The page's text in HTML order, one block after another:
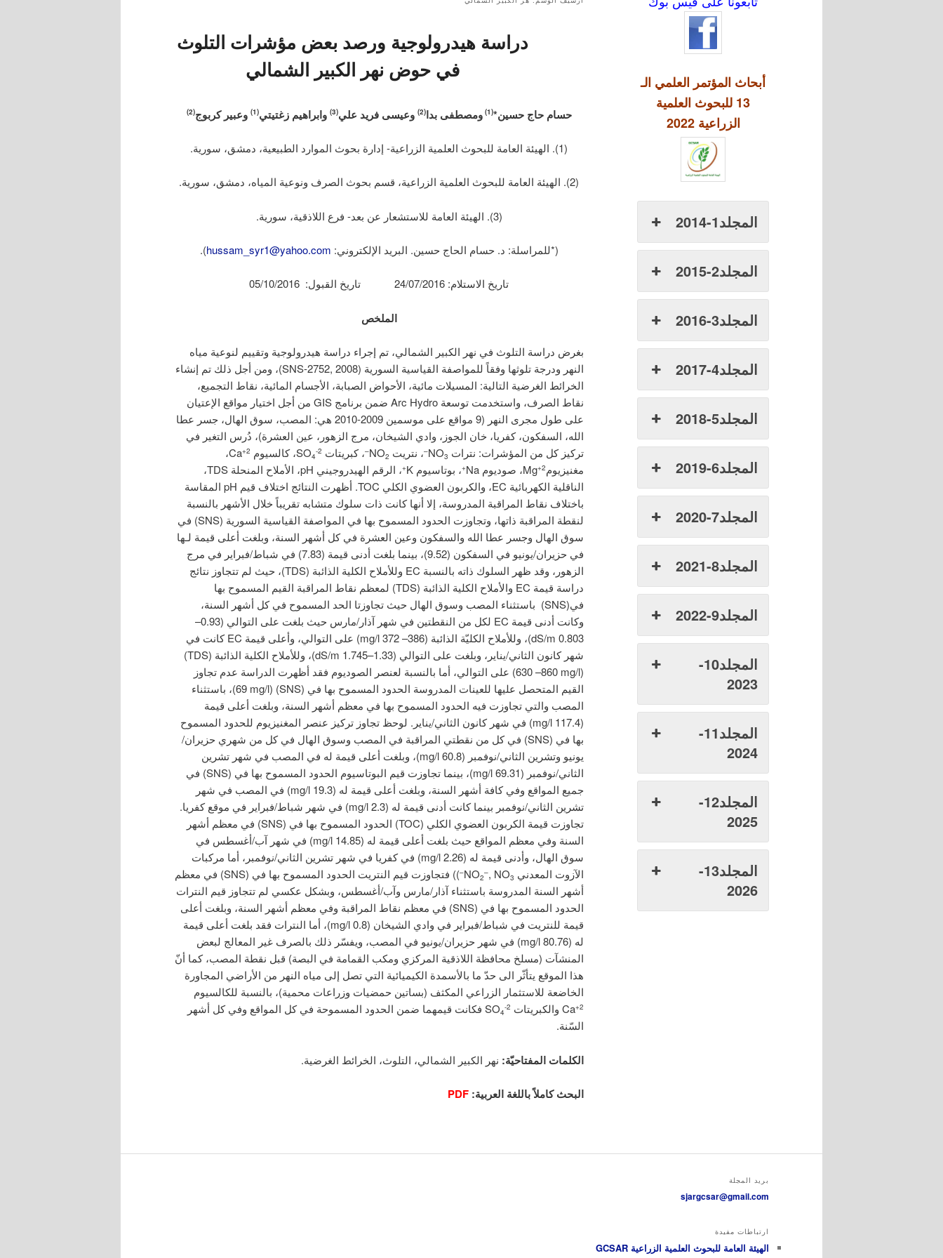
دراسة هيدرولوجية ورصد بعض مؤشرات التلوث
في حوض نهر الكبير الشمالي
حسام حاج حسين*(1) ومصطفى بدا(2) وعيسى فريد علي(3) وابراهيم زغتيتي(1) وعبير كربوج(2)
(1). الهيئة العامة للبحوث العلمية الزراعية- إدارة بحوث الموارد الطبيعية، دمشق، سورية.
(2). الهيئة العامة للبحوث العلمية الزراعية، قسم بحوث الصرف ونوعية المياه، دمشق، سورية.
(3). الهيئة العامة للاستشعار عن بعد- فرع اللاذقية، سورية.
(*للمراسلة: د. حسام الحاج حسين. البريد الإلكتروني: hussam_syr1@yahoo.com
).
تاريخ الاستلام: 24/07/2016 تاريخ القبول: 05/10/2016
الملخص
بغرض دراسة التلوث في نهر الكبير الشمالي، تم إجراء دراسة هيدرولوجية وتقييم لنوعية مياه
النهر ودرجة تلوثها وفقاً للمواصفة القياسية السورية (SNS-2752, 2008)، ومن أجل ذلك تم إنشاء
الخرائط الغرضية التالية: المسيلات مائية، الأحواض الصبابة، الأجسام المائية، نقاط التجميع،
نقاط الصرف، واستخدمت توسعة Arc Hydro ضمن برنامج GIS من أجل اختيار مواقع الإعتيان
على طول مجرى النهر (9 مواقع على موسمين 2009-2010 هي: المصب، سوق الهال، جسر عطا
الله، السفكون، كفريا، خان الجوز، وادي الشيخان، مرج الزهور، عين العشرة)، دُرس التغير في
تركيز كل من المؤشرات: نترات NO 3
–، نتريت NO 2
–، كبريتات SO 4
-2 ، كالسيوم Ca +2
،
مغنيزيومMg+2 ، صوديوم Na +، بوتاسيوم K +
، الرقم الهيدروجيني pH، الأملاح المنحلة TDS،
الناقلية الكهربائية EC، والكربون العضوي الكلي TOC. أظهرت النتائج اختلاف قيم pH المقاسة
باختلاف نقاط المراقبة المدروسة، إلا أنها كانت ذات سلوك متشابه تقريباً خلال الأشهر بالنسبة
لنقطة المراقبة ذاتها، وتجاوزت الحدود المسموح بها في المواصفة القياسية السورية (SNS) في
سوق الهال وجسر عطا الله والسفكون وعين العشرة في كل أشهر السنة، وبلغت أعلى قيمة لـها
في حزيران/يونيو في السفكون (9.52)، بينما بلغت أدنى قيمة (7.83) في شباط/فبراير في مرج
الزهور، وقد ظهر السلوك ذاته بالنسبة EC وللأملاح الكلية الذائبة (TDS)، حيث لم تتجاوز نتائج
دراسة قيمة EC والأملاح الكلية الذائبة (TDS) لمعظم نقاط المراقبة القيم المسموح بها
في(SNS) باستثناء المصب وسوق الهال حيث تجاوزتا الحد المسموح في كل أشهر السنة،
وكانت أدنى قيمة EC لكل من النقطتين في شهر آذار/مارس حيث بلغت على التوالي (0.93–
0.803 dS/m)، وللأملاح الكليّة الذائبة (386– 372 mg/l) على التوالي، وأعلى قيمة EC كانت في
شهر كانون الثاني/يناير، وبلغت على التوالي (1.33–1.745 dS/m)، وللأملاح الكلية الذائبة (TDS)
(630 –860 mg/l) على التوالي، أما بالنسبة لعنصر الصوديوم فقد أظهرت الدراسة عدم تجاوز
القيم المتحصل عليها للعينات المدروسة الحدود المسموح بها في (SNS) (69 mg/l)، باستثناء
المصب والتي تجاوزت فيه الحدود المسموح بها في معظم أشهر السنة، وبلغت أعلى قيمة
(117.4 mg/l) في شهر كانون الثاني/يناير. لوحظ تجاوز تركيز عنصر المغنيزيوم للحدود المسموح
بها في (SNS) في كل من نقطتي المراقبة في المصب وسوق الهال في كل من شهري حزيران/
يونيو وتشرين الثاني/نوفمبر (60.8 mg/l)، وبلغت أعلى قيمة له في المصب في شهر تشرين
الثاني/نوفمبر (69.31 mg/l)، بينما تجاوزت قيم البوتاسيوم الحدود المسموح بها في (SNS) في
جميع المواقع وفي كافة أشهر السنة، وبلغت أعلى قيمة له (19.3 mg/l) في المصب في شهر
تشرين الثاني/نوفمبر بينما كانت أدنى قيمة له (2.3 mg/l) في شهر شباط/فبراير في موقع كفريا.
تجاوزت قيمة الكربون العضوي الكلي (TOC) الحدود المسموح بها في (SNS) في معظم أشهر
السنة وفي معظم المواقع حيث بلغت أعلى قيمة له (14.85 mg/l) في شهر آب/أغسطس في
سوق الهال، وأدنى قيمة له (2.26 mg/l) في كفريا في شهر تشرين الثاني/نوفمبر، أما مركبات
الآزوت المعدني NO
2
–, NO3
–
)) فتجاوزت قيم النتريت الحدود المسموح بها في (SNS) في معظم
أشهر السنة المدروسة باستثناء آذار/مارس وآب/أغسطس، وبشكل عكسي لم تتجاوز قيم النترات
الحدود المسموح بها في (SNS) في معظم نقاط المراقبة وفي معظم أشهر السنة، وبلغت أعلى
قيمة للنتريت في شباط/فبراير في وادي الشيخان (0.8 mg/l)، أما النترات فقد بلغت أعلى قيمة
له (80.76 mg/l) في شهر حزيران/يونيو في المصب، ويفسّر ذلك بالصرف غير المعالج لبعض
المنشآت (مسلخ محافظة اللاذقية المركزي ومكب القمامة في البصة) قبل نقطة المصب، كما أنّ
هذا الموقع يتأثّر الى حدّ ما بالأسمدة الكيميائية التي تصل إلى مياه النهر من الأراضي المجاورة
الخاضعة للاستثمار الزراعي المكثف (بساتين حمضيات وزراعات محمية)، بالنسبة للكالسيوم
Ca+2 والكبريتات SO 4
-2
فكانت قيمهما ضمن الحدود المسموحة في كل المواقع وفي كل أشهر
السّنة.
الكلمات المفتاحيّة: نهر الكبير الشمالي، التلوث، الخرائط الغرضية.
البحث كاملاً باللغة العربية: PDF
أبحاث المؤتمر العلمي الـ
13 للبحوث العلمية
الزراعية 2022
المجلد1-2014
المجلد2-2015
المجلد3-2016
المجلد4-2017
المجلد5-2018
المجلد6-2019
المجلد7-2020
المجلد8-2021
المجلد9-2022
المجلد10-
2023
المجلد11-
2024
المجلد12-
2025
المجلد13-
2026
بريد المجلة
sjargcsar@gmail.com
ارتباطات مفيدة
الهيئة العامة للبحوث العلمية الزراعية GCSAR